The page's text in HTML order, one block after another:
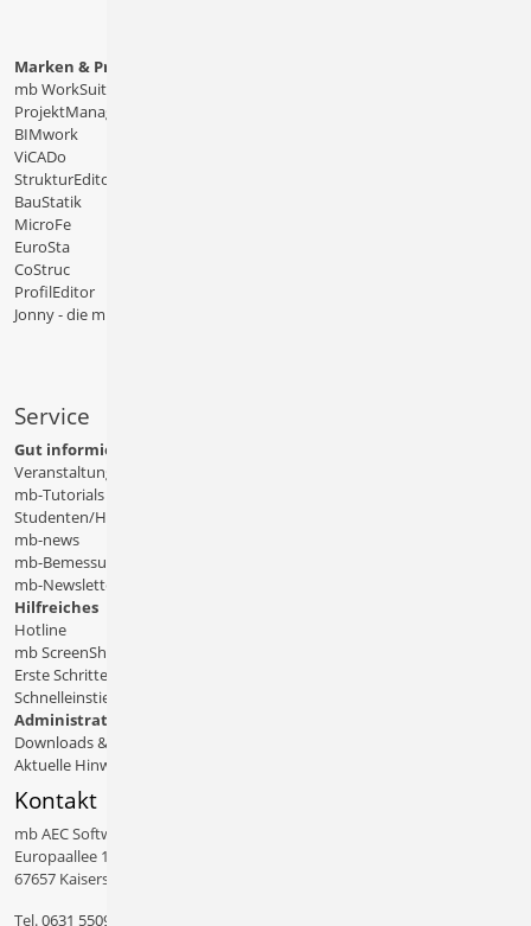
Marken & Produkte
mb WorkSuite
ProjektManager
BIMwork
ViCADo
StrukturEditor
BauStatik
MicroFe
EuroSta
CoStruc
ProfilEditor
Jonny - die mb-App
Service
Gut informiert
Veranstaltungen
mb-Tutorials
Studenten/Hochschule
mb-news
mb-Bemessungstafeln
mb-Newsletter
Hilfreiches
Hotline
mb ScreenShare
Erste Schritte
Schnelleinstiege & Doku
Administratives
Downloads & Patches
Aktuelle Hinweise
Kontakt
mb AEC Software GmbH
Europaallee 14
67657 Kaiserslautern
Tel.0631 550999 11